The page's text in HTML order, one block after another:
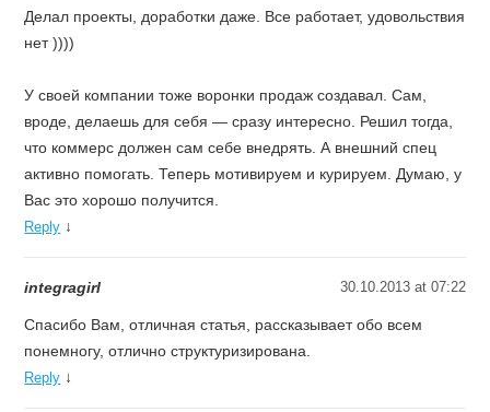
Делал проекты, доработки даже. Все работает, удовольствия
нет ))))
У своей компании тоже воронки продаж создавал. Сам,
вроде, делаешь для себя — сразу интересно. Решил тогда,
что коммерс должен сам себе внедрять. А внешний спец
активно помогать. Теперь мотивируем и курируем. Думаю, у
Вас это хорошо получится.
Reply ↓
integragirl 30.10.2013 at 07:22
Спасибо Вам, отличная статья, рассказывает обо всем
понемногу, отлично структуризирована.
Reply ↓